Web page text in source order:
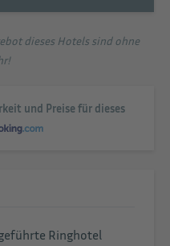
dieses Hotels sind ohne
und Preise für dieses
Ringhotel